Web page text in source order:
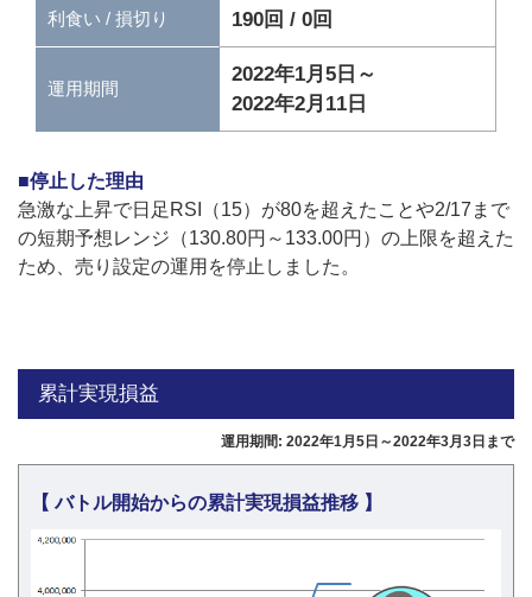
利食い / 損切り 190回 / 0回
運用期間
2022年1月5日～
2022年2月11日
■停止した理由
急激な上昇で日足RSI（15）が80を超えたことや2/17まで
の短期予想レンジ（130.80円～133.00円）の上限を超えた
ため、売り設定の運用を停止しました。
累計実現損益
運用期間: 2022年1月5日～2022年3月3日まで
【 バトル開始からの累計実現損益推移 】